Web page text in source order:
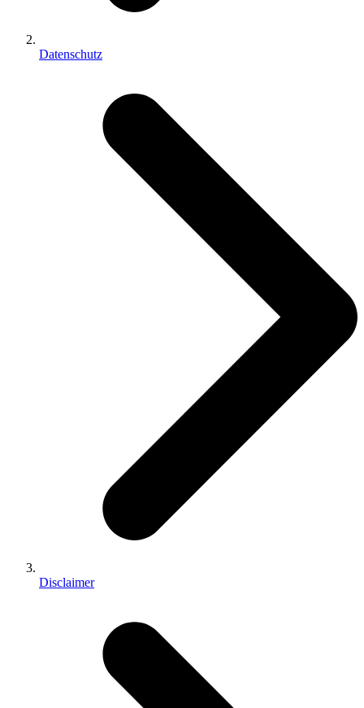
Datenschutz
Disclaimer